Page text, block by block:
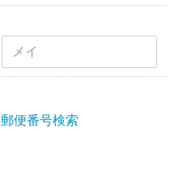
郵便番号検索